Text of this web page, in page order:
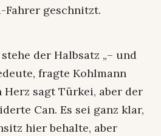
Fahrer geschnitzt.
der Halbsatz „– und
fragte Kohlmann
Herz sagt Türkei, aber der
Can. Es sei ganz klar,
hier behalte, aber